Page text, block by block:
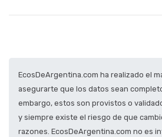
EcosDeArgentina.com ha realizado el
asegurarte que los datos sean
embargo, estos son provistos o
y siempre existe el riesgo de que
razones. EcosDeArgentina.com no es